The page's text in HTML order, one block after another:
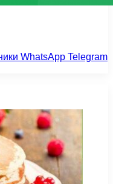
WhatsApp Telegram